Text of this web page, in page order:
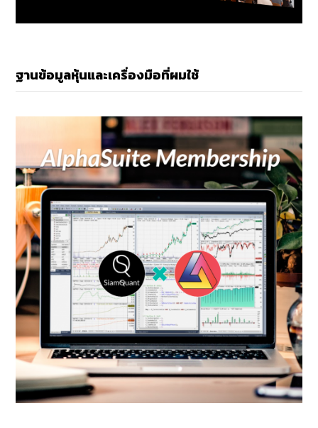
ฐานข้อมูลหุ้นและเครื่องมือที่ผมใช้